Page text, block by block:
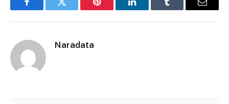
FacebookTwitter Pinterest LinkedInTumblr Email
Naradata